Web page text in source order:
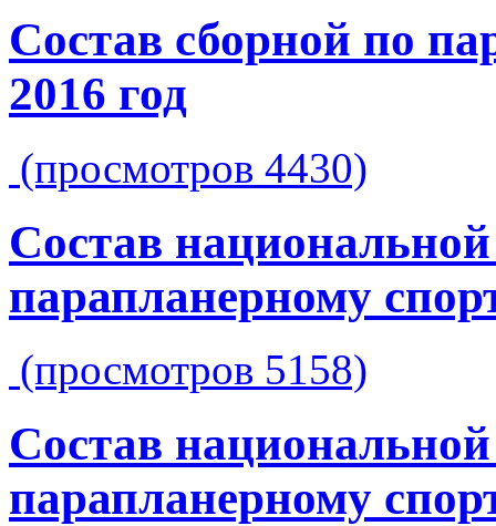
Состав сборной по
2016 год
(просмотров 4430)
Состав
парапланерному
(просмотров 5158)
Состав
парапланерному